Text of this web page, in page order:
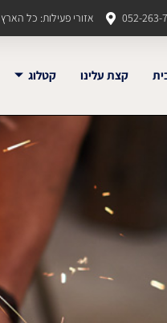
052-263- אזורי פעילות: כל הארץ
קצת עלינו קטלוג